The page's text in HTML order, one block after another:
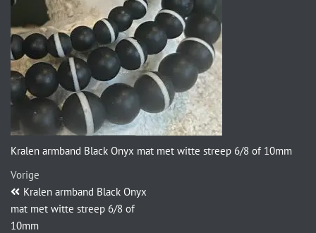
Kralen armband Black Onyx mat met witte streep 6/8 of 10mm
Vorige
Kralen armband Black Onyx
mat met witte streep 6/8 of
10mm